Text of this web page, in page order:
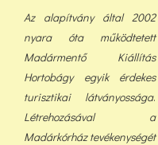
Az alapítvány által 2002
nyara óta működtetett
Madármentő Kiállítás
Hortobágy egyik érdekes
turisztikai látványossága.
Létrehozásával a
Madárkórház tevékenységét